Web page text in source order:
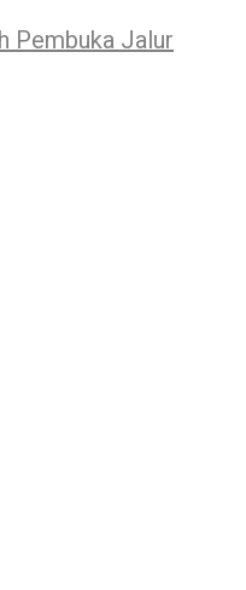
Pembuka Jalur